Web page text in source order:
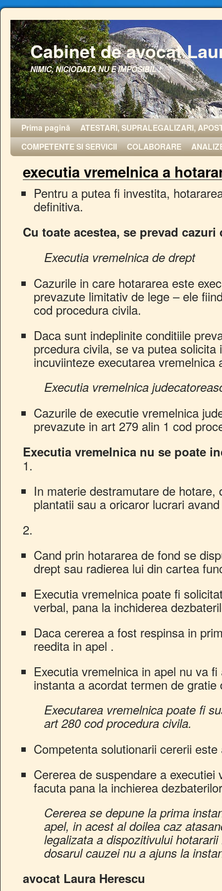
Cabinet de avocat
NIMIC, NICIODATA NU E IMPOSIBIL !
Prima pagină
ATESTARI, SUPRALEGALIZARI,
COMPETENTE SI SERVICII
COLABORARE
executia vremelnica a
Pentru a putea fi investita,
definitiva.
Cu toate acestea, se prevad cazuri
Executia vremelnica de drept
Cazurile in care hotararea este
prevazute limitativ de lege – ele
cod procedura civila.
Daca sunt indeplinite conditiile
prcedura civila, se va putea solicita
incuviinteze executarea vremelnica
Executia vremelnica
Cazurile de executie vremelnica
prevazute in art 279 alin 1 cod
Executia vremelnica nu se poate
1.
In materie destramutare de
plantatii sau a oricaror lucrari
2.
Cand prin hotararea de fond se
drept sau radierea lui din cartea
Executia vremelnica poate fi
verbal, pana la inchiderea
Daca cererea a fost respinsa in
reedita in apel .
Executia vremelnica in apel nu va
instanta a acordat termen de gratie
Executarea vremelnica poate fi
art 280 cod procedura civila.
Competenta solutionarii cererii
Cererea de suspendare a executiei
facuta pana la inchierea
Cererea se depune la prima
apel, in acest al doilea caz
legalizata a dispozitivului
dosarul cauzei nu a ajuns la
avocat Laura Herescu